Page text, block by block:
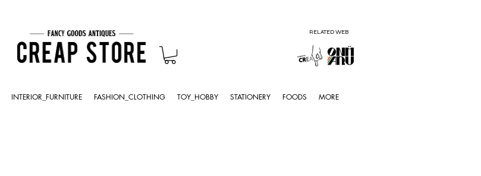
RELATED WEB
INTERIOR_FURNITURE FASHION_CLOTHING TOY_HOBBY STATIONERY FOODS MORE